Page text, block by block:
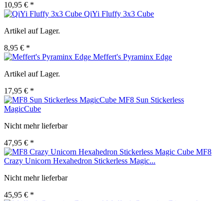
10,95 € *
QiYi Fluffy 3x3 Cube
Artikel auf Lager.
8,95 € *
Meffert's Pyraminx Edge
Artikel auf Lager.
17,95 € *
MF8 Sun Stickerless
MagicCube
Nicht mehr lieferbar
47,95 € *
MF8
Crazy Unicorn Hexahedron Stickerless Magic...
Nicht mehr lieferbar
45,95 € *